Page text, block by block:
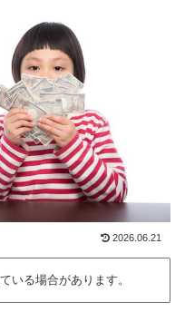
2026.06.21
いる場合があります。